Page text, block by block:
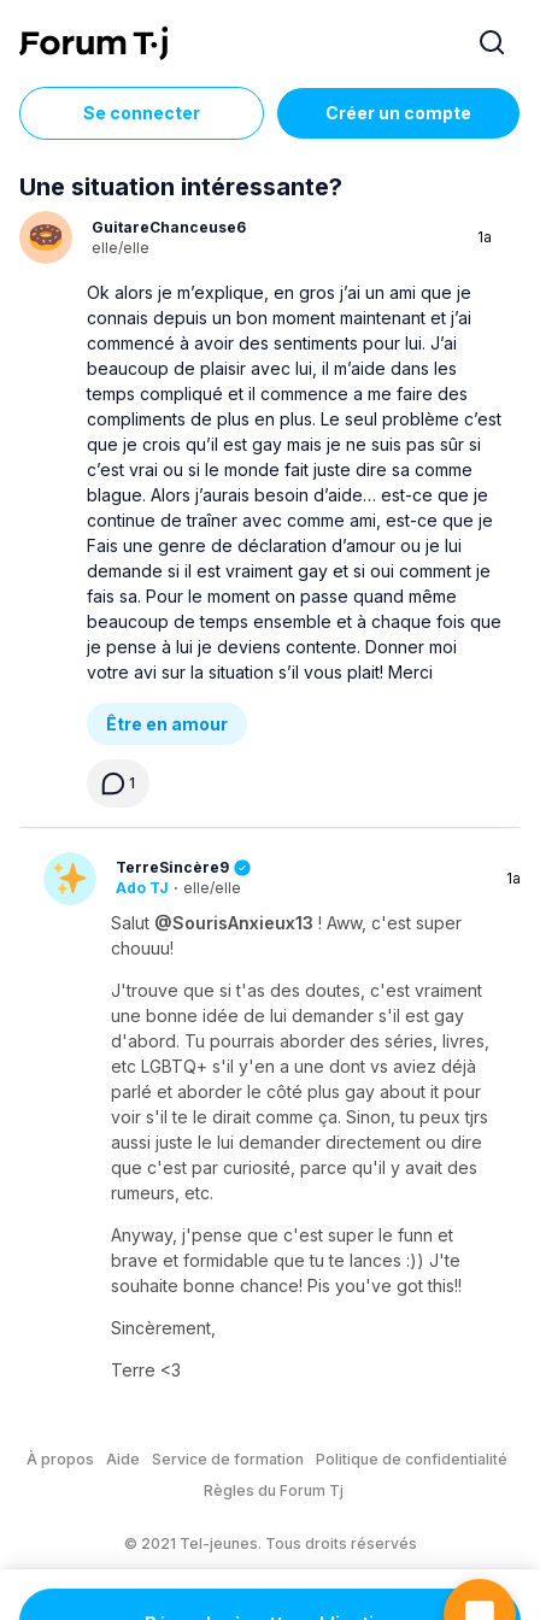
Se connecter Créer un compte
Une situation intéressante?
GuitareChanceuse6
elle/elle
1a
Ok alors je m’explique, en gros j’ai un ami que je
connais depuis un bon moment maintenant et j’ai
commencé à avoir des sentiments pour lui. J’ai
beaucoup de plaisir avec lui, il m’aide dans les
temps compliqué et il commence a me faire des
compliments de plus en plus. Le seul problème c’est
que je crois qu’il est gay mais je ne suis pas sûr si
c’est vrai ou si le monde fait juste dire sa comme
blague. Alors j’aurais besoin d’aide… est-ce que je
continue de traîner avec comme ami, est-ce que je
Fais une genre de déclaration d’amour ou je lui
demande si il est vraiment gay et si oui comment je
fais sa. Pour le moment on passe quand même
beaucoup de temps ensemble et à chaque fois que
je pense à lui je deviens contente. Donner moi
votre avi sur la situation s’il vous plait! Merci
Être en amour
1
TerreSincère9
Ado TJ · elle/elle
1a
Salut @SourisAnxieux13 ! Aww, c'est super
chouuu!
J'trouve que si t'as des doutes, c'est vraiment
une bonne idée de lui demander s'il est gay
d'abord. Tu pourrais aborder des séries, livres,
etc LGBTQ+ s'il y'en a une dont vs aviez déjà
parlé et aborder le côté plus gay about it pour
voir s'il te le dirait comme ça. Sinon, tu peux tjrs
aussi juste le lui demander directement ou dire
que c'est par curiosité, parce qu'il y avait des
rumeurs, etc.
Anyway, j'pense que c'est super le funn et
brave et formidable que tu te lances :)) J'te
souhaite bonne chance! Pis you've got this!!
Sincèrement,
Terre <3
À propos Aide Service de formation
Politique de confidentialité
Règles du Forum Tj
© 2021 Tel-jeunes. Tous droits réservés